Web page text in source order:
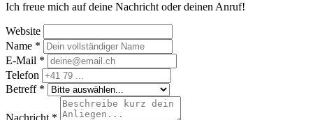
Ich freue mich auf deine Nachricht oder deinen Anruf!
Website
Name *
E-Mail *
Telefon
Betreff *